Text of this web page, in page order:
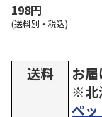
198円
(送料別・税込)
送料
お届
※北
ペ